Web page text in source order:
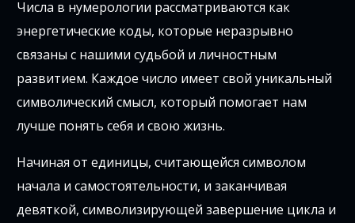
Числа в нумерологии рассматриваются как
энергетические коды, которые неразрывно
связаны с нашими судьбой и личностным
развитием. Каждое число имеет свой уникальный
символический смысл, который помогает нам
лучше понять себя и свою жизнь.
Начиная от единицы, считающейся символом
начала и самостоятельности, и заканчивая
девяткой, символизирующей завершение цикла и